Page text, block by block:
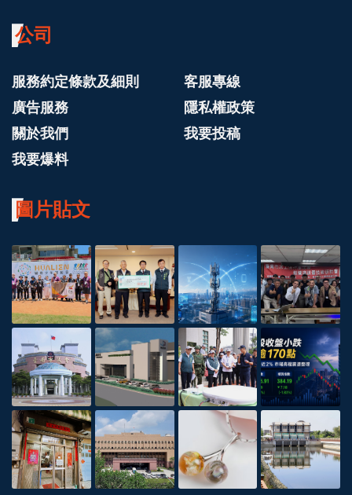
公司
服務約定條款及細則
客服專線
廣告服務
隱私權政策
關於我們
我要投稿
我要爆料
圖片貼文